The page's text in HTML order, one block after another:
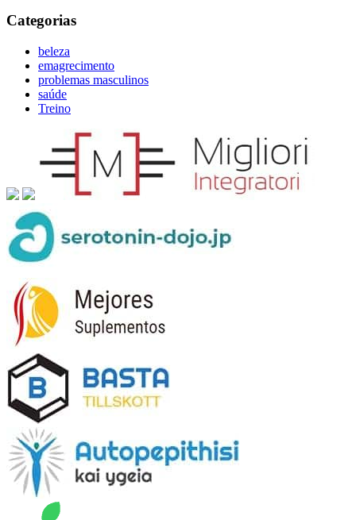
Categorias
beleza
emagrecimento
problemas masculinos
saúde
Treino